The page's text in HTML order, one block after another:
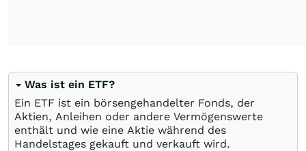
Was ist ein ETF?
Ein ETF ist ein börsengehandelter Fonds, der
Aktien, Anleihen oder andere Vermögenswerte
enthält und wie eine Aktie während des
Handelstages gekauft und verkauft wird.